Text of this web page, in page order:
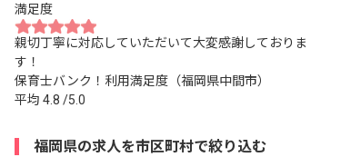
満足度
親切丁寧に対応していただいて大変感謝しておりま
す！
保育士バンク！利用満足度（福岡県中間市）
平均 4.8 /5.0
福岡県の求人を市区町村で絞り込む